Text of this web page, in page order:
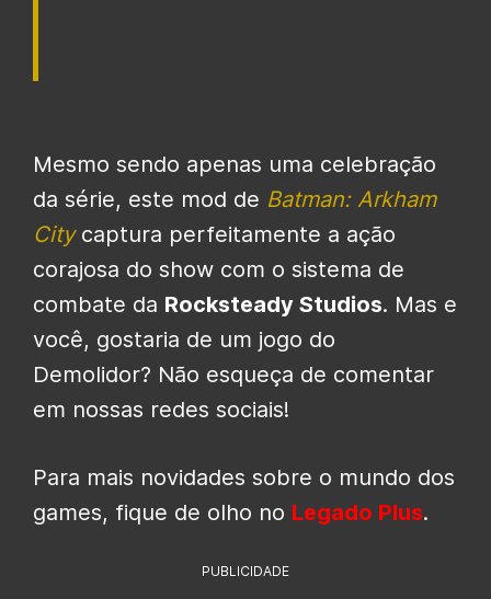
Mesmo sendo apenas uma celebração
da série, este mod de Batman: Arkham
Citycaptura perfeitamente a ação
corajosa do show com o sistema de
combate da Rocksteady Studios. Mas e
você, gostaria de um jogo do
Demolidor? Não esqueça de comentar
em nossas redes sociais!
Para mais novidades sobre o mundo dos
games, fique de olho no Legado Plus.
PUBLICIDADE